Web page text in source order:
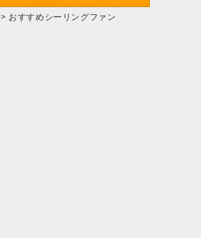
> おすすめシーリングファン